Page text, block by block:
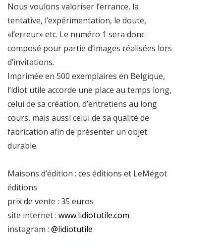
Nous voulons valoriser l’errance, la
tentative, l’expérimentation, le doute,
«l’erreur» etc. Le numéro 1 sera donc
composé pour partie d’images réalisées lors
d’invitations.
Imprimée en 500 exemplaires en Belgique,
l’idiot utile accorde une place au temps long,
celui de sa création, d’entretiens au long
cours, mais aussi celui de sa qualité de
fabrication afin de présenter un objet
durable.
Maisons d’édition : ces éditions et LeMégot
éditions
prix de vente : 35 euros
site internet : www.lidiotutile.com
instagram : @lidiotutile